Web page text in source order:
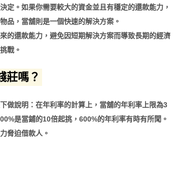
定。如果你需要較大的資金並且有穩定的還款能力，
品，當舖則是一個快速的解決方案。
的還款能力，避免因短期解決方案而導致長期的經濟
戰。
莊嗎？
做說明：在年利率的計算上，當舖的年利率上限為3
是當鋪的10倍起挑，600%的年利率有時有所聞。
脅迫借款人。